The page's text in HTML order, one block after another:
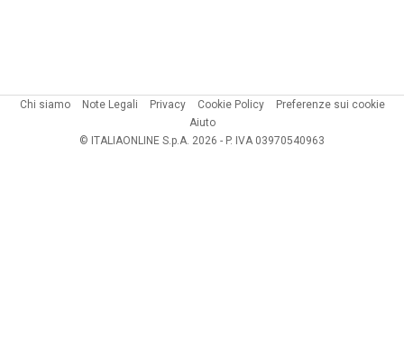
Chi siamo Note Legali Privacy Cookie Policy
Preferenze sui cookie
Aiuto
© ITALIAONLINE S.p.A. 2026 - P. IVA 03970540963